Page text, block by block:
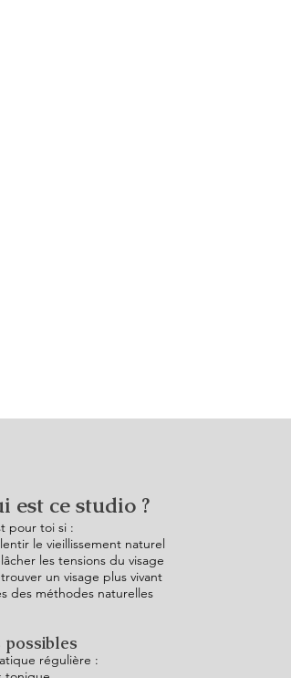
est ce studio ?
pour toi si :
le vieillissement naturel
les tensions du visage
un visage plus vivant
des méthodes naturelles
possibles
régulière :